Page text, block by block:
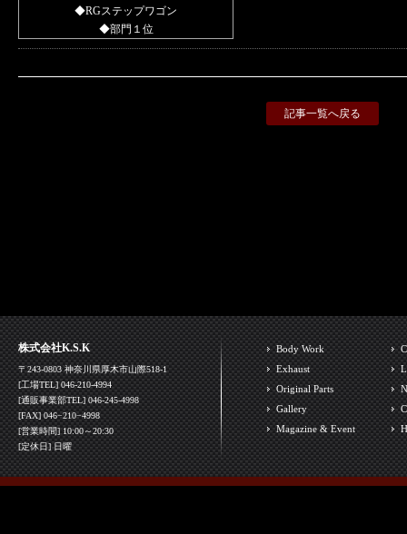
◆RGステップワゴン
◆部門１位
記事一覧へ戻る
株式会社K.S.K
〒243-0803 神奈川県厚木市山際518-1
[工場TEL] 046-210-4994
[通販事業部TEL] 046-245-4998
[FAX] 046−210−4998
[営業時間] 10:00～20:30
[定休日] 日曜
Body Work
Exhaust
Original Parts
Gallery
Magazine & Event